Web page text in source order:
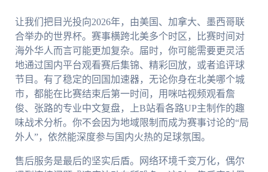
让我们把目光投向2026年，由美国、加拿大、墨西哥联
合举办的世界杯。赛事横跨北美多个时区，比赛时间对
海外华人而言可能更加复杂。届时，你可能需要更灵活
地通过国内平台观看赛后集锦、精彩回放，或者追评球
节目。有了稳定的回国加速器，无论你身在北美哪个城
市，都能在比赛结束后第一时间，用咪咕视频观看詹
俊、张路的专业中文复盘，上B站看各路UP主制作的趣
味战术分析。你不会因为地域限制而成为赛事讨论的“局
外人”，依然能深度参与国内火热的足球氛围。
售后服务是最后的坚实后盾。网络环境千变万化，偶尔